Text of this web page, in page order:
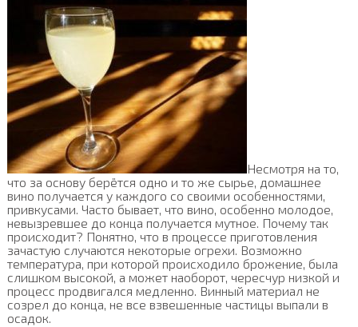
Несмотря на то,
что за основу берётся одно и то же сырье, домашнее
вино получается у каждого со своими особенностями,
привкусами. Часто бывает, что вино, особенно молодое,
невызревшее до конца получается мутное. Почему так
происходит? Понятно, что в процессе приготовления
зачастую случаются некоторые огрехи. Возможно
температура, при которой происходило брожение, была
слишком высокой, а может наоборот, чересчур низкой и
процесс продвигался медленно. Винный материал не
созрел до конца, не все взвешенные частицы выпали в
осадок.